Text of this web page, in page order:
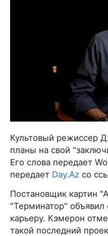
Культовый режиссер
планы на свой
Его слова передает
передает Day.Az со
Постановщик картин
"Терминатор"
карьеру. Кэмерон
такой последний